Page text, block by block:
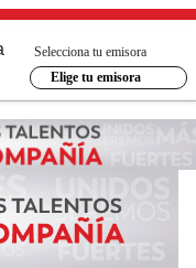
Selecciona tu emisora
Elige tu emisora